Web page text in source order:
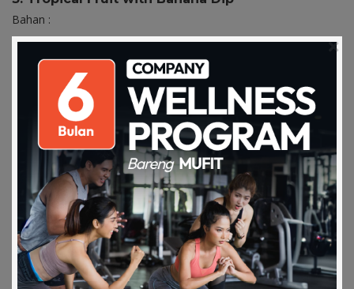
Download on the
Apps Store
Get it on Play
Store
Bahan :
1 buah manga segar, potong dadu
1 buah papaya segar, potong dadu
200 gram nanas, potong dadu
100 gram strawberry, potong dadu
1 buah pisang, hancurkan
3 sdm yoghurt low fat
Madu secukupnya
Cara membuat
Siapkan potongan buah disebuah piring